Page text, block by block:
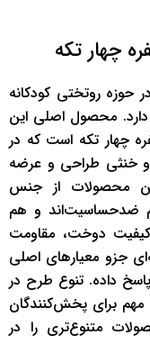
چهار تکه
حوزه روتختی کودکانه
دارد. محصول اصلی این
چهار تکه است که در
و خنثی طراحی و عرضه
محصولات از جنس
ضدحساسیت‌اند و هم
کیفیت دوخت، مقاومت
جزو معیارهای اصلی
داده. تنوع طرح در
مهم برای پخش‌کنندگان
متنوع‌تری را در